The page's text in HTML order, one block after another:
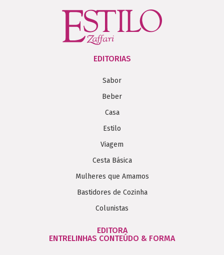
EDITORIAS
Sabor
Beber
Casa
Estilo
Viagem
Cesta Básica
Mulheres que Amamos
Bastidores de Cozinha
Colunistas
EDITORA
ENTRELINHAS CONTEÚDO & FORMA